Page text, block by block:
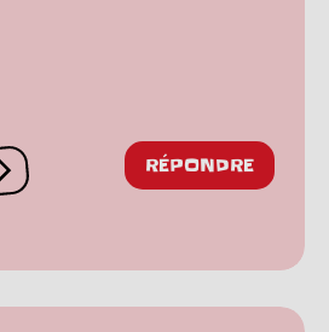
Ouvrir les réactions
RÉPONDRE